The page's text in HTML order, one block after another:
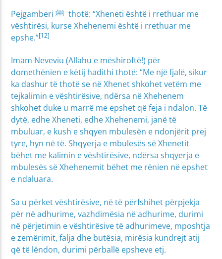
Pejgamberi ﷺ thotë: “Xheneti është i rrethuar me
vështirësi, kurse Xhehenemi është i rrethuar me
epshe.”[12]
Imam Neveviu (Allahu e mëshiroftë!) për
domethënien e këtij hadithi thotë: “Me një fjalë, sikur
ka dashur të thotë se në Xhenet shkohet vetëm me
tejkalimin e vështirësive, ndërsa në Xhehenem
shkohet duke u marrë me epshet që feja i ndalon. Të
dytë, edhe Xheneti, edhe Xhehenemi, janë të
mbuluar, e kush e shqyen mbulesën e ndonjërit prej
tyre, hyn në të. Shqyerja e mbulesës së Xhenetit
bëhet me kalimin e vështirësive, ndërsa shqyerja e
mbulesës së Xhehenemit bëhet me rënien në epshet
e ndaluara.
Sa u përket vështirësive, në të përfshihet përpjekja
për në adhurime, vazhdimësia në adhurime, durimi
në përjetimin e vështirësive të adhurimeve, mposhtja
e zemërimit, falja dhe butësia, mirësia kundrejt atij
që të lëndon, durimi përballë epsheve etj.